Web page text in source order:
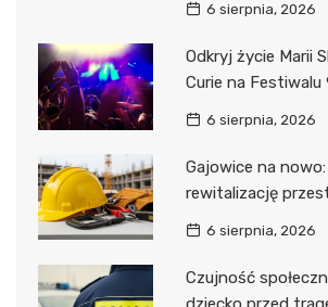
6 sierpnia, 2026
Odkryj życie Marii
Curie na Festiwalu
6 sierpnia, 2026
Gajowice na
rewitalizację
6 sierpnia, 2026
Czujność